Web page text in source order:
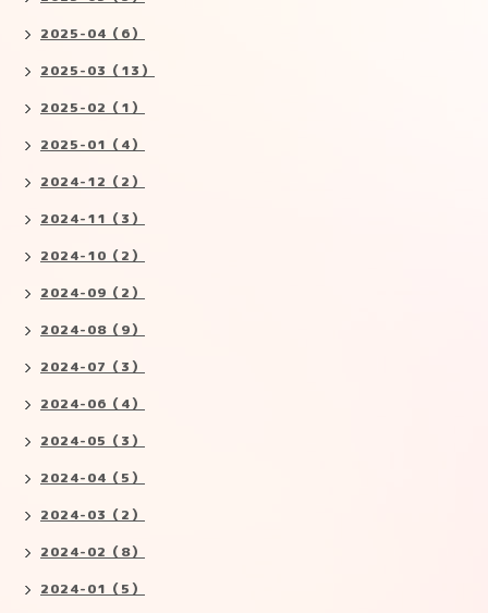
2025-04（6）
2025-03（13）
2025-02（1）
2025-01（4）
2024-12（2）
2024-11（3）
2024-10（2）
2024-09（2）
2024-08（9）
2024-07（3）
2024-06（4）
2024-05（3）
2024-04（5）
2024-03（2）
2024-02（8）
2024-01（5）